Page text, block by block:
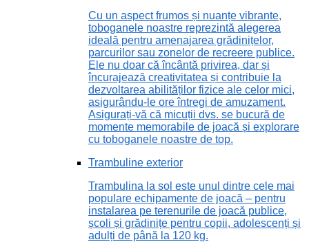
Cu un aspect frumos și nuanțe vibrante,
toboganele noastre reprezintă alegerea
ideală pentru amenajarea grădinițelor,
parcurilor sau zonelor de recreere publice.
Ele nu doar că încântă privirea, dar și
încurajează creativitatea și contribuie la
dezvoltarea abilităților fizice ale celor mici,
asigurându-le ore întregi de amuzament.
Asigurați-vă că micuții dvs. se bucură de
momente memorabile de joacă și explorare
cu toboganele noastre de top.
Trambuline exterior
Trambulina la sol este unul dintre cele mai
populare echipamente de joacă – pentru
instalarea pe terenurile de joacă publice,
școli și grădinițe pentru copii, adolescenți și
adulți de până la 120 kg.